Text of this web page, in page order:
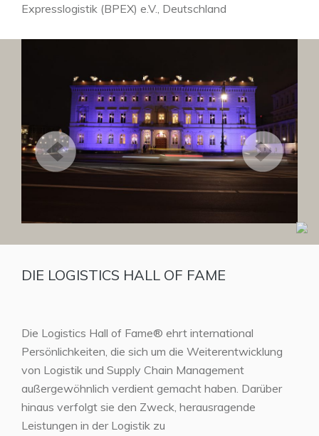
Expresslogistik (BPEX) e.V., Deutschland
DIE LOGISTICS HALL OF FAME
Die Logistics Hall of Fame® ehrt international
Persönlichkeiten, die sich um die Weiterentwicklung
von Logistik und Supply Chain Management
außergewöhnlich verdient gemacht haben. Darüber
hinaus verfolgt sie den Zweck, herausragende
Leistungen in der Logistik zu